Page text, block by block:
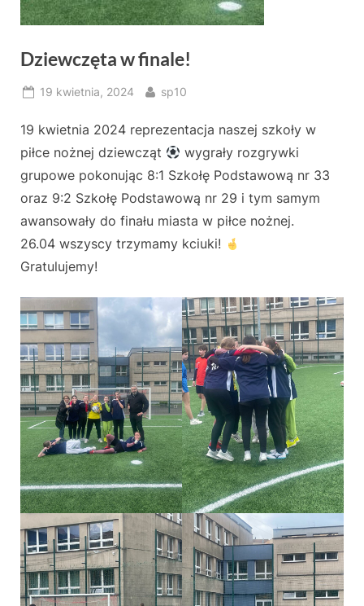
Dziewczęta w finale!
Posted
19 kwietnia, 2024 By
sp10
19 kwietnia 2024 reprezentacja naszej szkoły w
piłce nożnej dziewcząt
wygrały rozgrywki
grupowe pokonując 8:1 Szkołę Podstawową nr 33
oraz 9:2 Szkołę Podstawową nr 29 i tym samym
awansowały do finału miasta w piłce nożnej.
26.04 wszyscy trzymamy kciuki!
Gratulujemy!